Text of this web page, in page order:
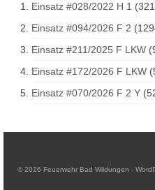
Gerätewagen
Gerätewagen
Einsatz #028/2022 H 1
Einsatz #094/2026 F 2
Einsatz #211/2025 F LKW
Einsatz #172/2026 F LKW
Einsatz #070/2026 F 2 Y
© 2026 Feuerwehr Bad Wildungen -